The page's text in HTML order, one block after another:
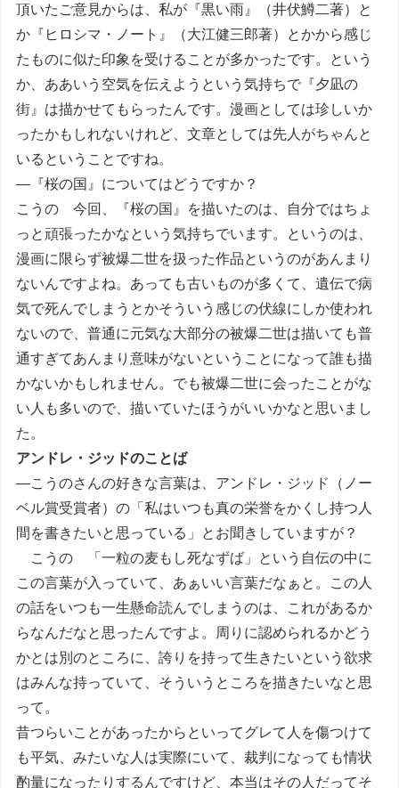
頂いたご意見からは、私が『黒い雨』（井伏鱒二著）と
か『ヒロシマ・ノート』（大江健三郎著）とかから感じ
たものに似た印象を受けることが多かったです。という
か、ああいう空気を伝えようという気持ちで『夕凪の
街』は描かせてもらったんです。漫画としては珍しいか
ったかもしれないけれど、文章としては先人がちゃんと
いるということですね。
―『桜の国』についてはどうですか？
こうの 今回、『桜の国』を描いたのは、自分ではちょ
っと頑張ったかなという気持ちでいます。というのは、
漫画に限らず被爆二世を扱った作品というのがあんまり
ないんですよね。あっても古いものが多くて、遺伝で病
気で死んでしまうとかそういう感じの伏線にしか使われ
ないので、普通に元気な大部分の被爆二世は描いても普
通すぎてあんまり意味がないということになって誰も描
かないかもしれません。でも被爆二世に会ったことがな
い人も多いので、描いていたほうがいいかなと思いまし
た。
アンドレ・ジッドのことば
―こうのさんの好きな言葉は、アンドレ・ジッド（ノー
ベル賞受賞者）の「私はいつも真の栄誉をかくし持つ人
間を書きたいと思っている」とお聞きしていますが？
こうの 「一粒の麦もし死なずば」という自伝の中に
この言葉が入っていて、あぁいい言葉だなぁと。この人
の話をいつも一生懸命読んでしまうのは、これがあるか
らなんだなと思ったんですよ。周りに認められるかどう
かとは別のところに、誇りを持って生きたいという欲求
はみんな持っていて、そういうところを描きたいなと思
って。
昔つらいことがあったからといってグレて人を傷つけて
も平気、みたいな人は実際にいて、裁判になっても情状
酌量になったりするんですけど、本当はその人だってそ